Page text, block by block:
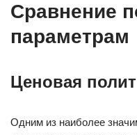
Сравнение
параметрам
Ценовая
Одним из наиболее